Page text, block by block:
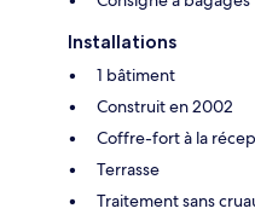
Installations
1 bâtiment
Construit en 2002
Coffre-fort à la
Terrasse
Traitement sans